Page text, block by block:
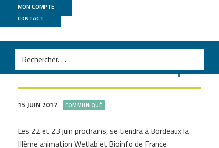
MON COMPTE
CONTACT
IIIème animation Wetlab et
Bioinfo de France Génomique
15 JUIN 2017 COMMUNIQUÉ
Les 22 et 23 juin prochains, se tiendra à Bordeaux la
IIIème animation Wetlab et Bioinfo de France